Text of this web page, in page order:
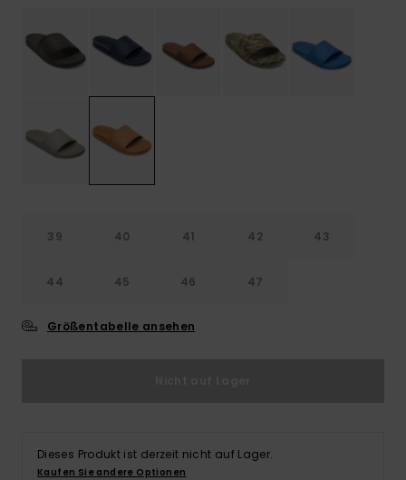
39 40 41 42 43
44 45 46 47
Größentabelle ansehen
Dieses Produkt ist derzeit nicht auf Lager.
Kaufen Sie andere Optionen